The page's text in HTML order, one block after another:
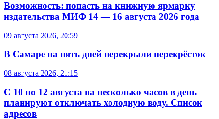
Возможность: попасть на книжную ярмарку
издательства МИФ 14 — 16 августа 2026 года
09 августа 2026, 20:59
В Самаре на пять дней перекрыли перекрёсток
08 августа 2026, 21:15
С 10 по 12 августа на несколько часов в день
планируют отключать холодную воду. Список
адресов